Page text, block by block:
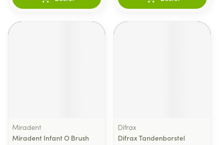
Miradent
Miradent Infant O Brush
Difrax
Difrax Tandenborstel